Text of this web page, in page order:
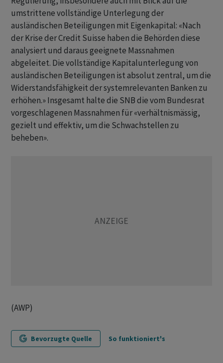
umstrittene vollständige Unterlegung der
ausländischen Beteiligungen mit Eigenkapital: «Nach
der Krise der Credit Suisse haben die Behörden diese
analysiert und daraus geeignete Massnahmen
abgeleitet. Die vollständige Kapitalunterlegung von
ausländischen Beteiligungen ist absolut zentral, um die
Widerstandsfähigkeit der systemrelevanten Banken zu
erhöhen.» Insgesamt halte die SNB die vom Bundesrat
vorgeschlagenen Massnahmen für «verhältnismässig,
gezielt und effektiv, um die Schwachstellen zu
beheben».
(AWP)
Bevorzugte Quelle So funktioniert's